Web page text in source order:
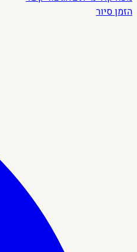
הזמן סיור